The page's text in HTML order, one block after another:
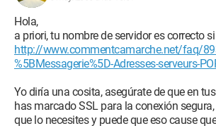
Hola,
a priori, tu nombre de servidor es correcto
http://www.commentcamarche.net/faq/
%5BMessagerie%5D-Adresses-serveurs-
Yo diría una cosita, asegúrate de que en
has marcado SSL para la conexión
que lo necesites y puede que eso cause